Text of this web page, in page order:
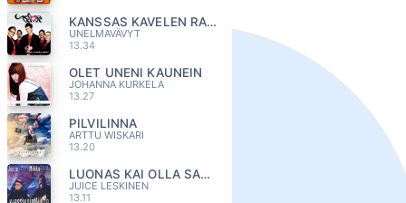
KANSSAS KAVELEN RANTAA
UNELMAVÄVYT
13.34
OLET UNENI KAUNEIN
JOHANNA KURKELA
13.27
PILVILINNA
ARTTU WISKARI
13.20
LUONAS KAI OLLA SAAN
JUICE LESKINEN
13.11